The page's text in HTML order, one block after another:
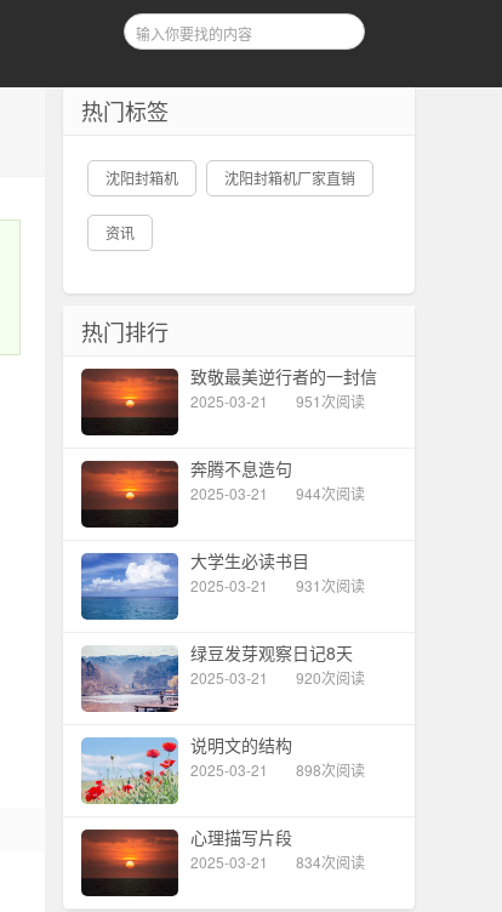
热门标签
沈阳封箱机 沈阳封箱机厂家直销
资讯
热门排行
致敬最美逆行者的一封信
2025-03-21 951次阅读
奔腾不息造句
2025-03-21 944次阅读
大学生必读书目
2025-03-21 931次阅读
绿豆发芽观察日记8天
2025-03-21 920次阅读
说明文的结构
2025-03-21 898次阅读
心理描写片段
2025-03-21 834次阅读